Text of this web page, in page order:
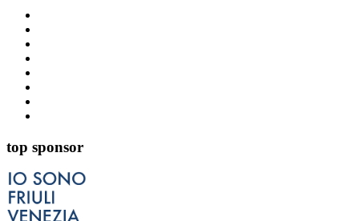
top sponsor